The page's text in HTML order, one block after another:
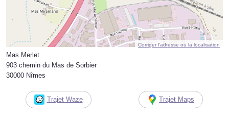
Corriger l’adresse ou la localisation
Mas Merlet
903 chemin du Mas de Sorbier
30000 Nîmes
Trajet Waze Trajet Maps